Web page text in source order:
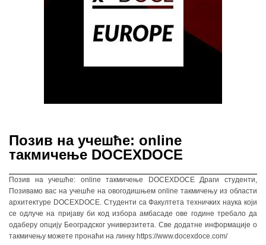
Позив на учешће: online
такмичење DOCEXDOCE
Позив на учешће: online такмичење DOCEXDOCE Драги студенти,
Позивамо вас на учешће на овогодишњем online такмичењу из области
архитектуре DOCEXDOCE. Студенти са Факултета техничких наука који
се одлуче на пријаву би код избора амбасаде ове године требало да
одаберу опцију Београдског универзитета. Све додатне информације о
такмичењу можете пронаћи на линку https://www.docexdoce.com/